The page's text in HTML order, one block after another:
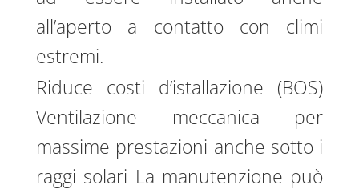
all’aperto a contatto con climi
estremi.
Riduce costi d’istallazione (BOS)
Ventilazione meccanica per
massime prestazioni anche sotto i
raggi solari La manutenzione può